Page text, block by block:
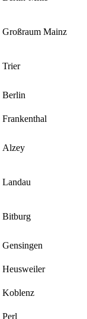
Großraum Mainz
Trier
Berlin
Frankenthal
Alzey
Landau
Bitburg
Gensingen
Heusweiler
Koblenz
Perl